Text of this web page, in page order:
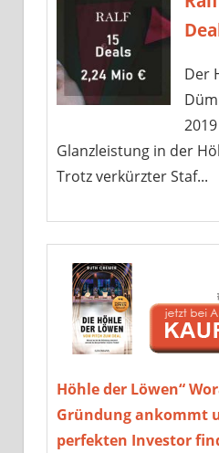
Der
Glanzleistung in der
Trotz verkürzter Staf...
Höhle der Löwen“
Gründung ankommt
perfekten Investor